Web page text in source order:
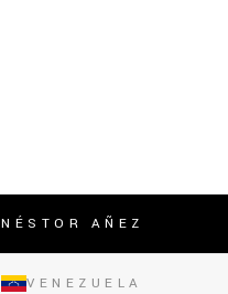
NÉSTOR AÑEZ
VENEZUELA